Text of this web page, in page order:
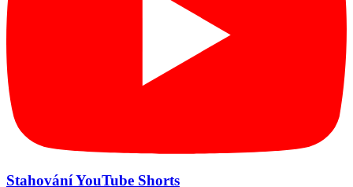
Stahování YouTube Shorts